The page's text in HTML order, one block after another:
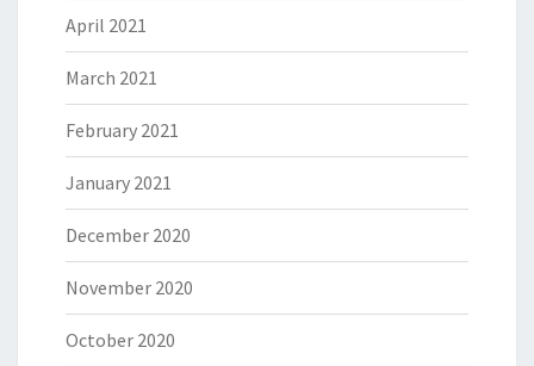
April 2021
March 2021
February 2021
January 2021
December 2020
November 2020
October 2020